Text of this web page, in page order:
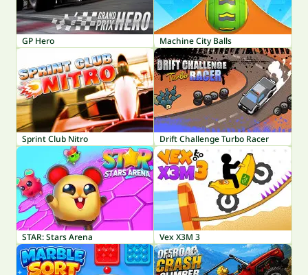
GP Hero Machine City Balls
Sprint Club Nitro Drift Challenge Turbo Racer
STAR: Stars Arena Vex X3M 3